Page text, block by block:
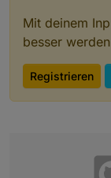
Mit deinem
besser
Registrieren